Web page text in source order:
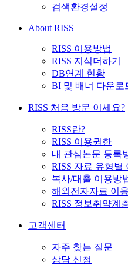
검색환경설정
About RISS
RISS 이용방법
RISS 지식더하기
DB연계 현황
BI 및 배너 다운로
RISS 처음 방문 이세요?
RISS란?
RISS 이용권한
내 관심논문 등록
RISS 자료 유형별
복사/대출 이용방
해외전자자료 이
RISS 정보취약계
고객센터
자주 찾는 질문
상담 신청